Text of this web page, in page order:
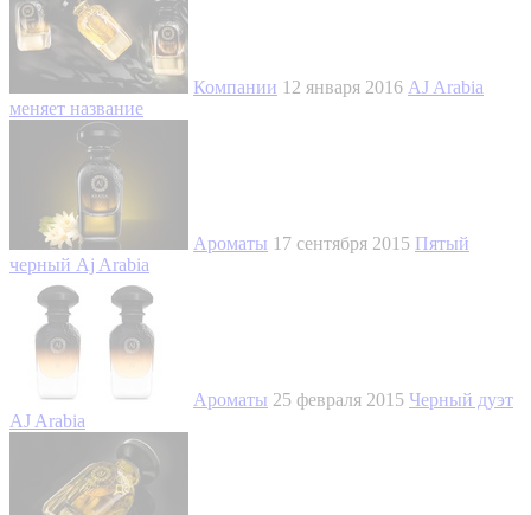
Компании 12 января 2016 AJ Arabia
меняет название
Ароматы 17 сентября 2015 Пятый
черный Aj Arabia
Ароматы 25 февраля 2015 Черный дуэт
AJ Arabia